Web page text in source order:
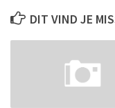
DIT VIND JE